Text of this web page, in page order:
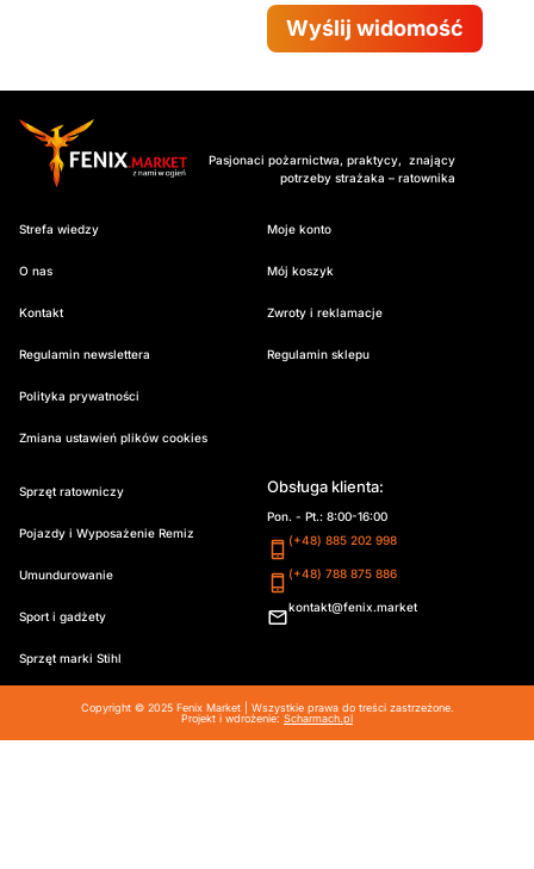
Wyślij widomość
Pasjonaci pożarnictwa, praktycy, znający
potrzeby strażaka – ratownika
Strefa wiedzy
O nas
Kontakt
Regulamin newslettera
Polityka prywatności
Zmiana ustawień plików cookies
Moje konto
Mój koszyk
Zwroty i reklamacje
Regulamin sklepu
Sprzęt ratowniczy
Pojazdy i Wyposażenie Remiz
Umundurowanie
Sport i gadżety
Sprzęt marki Stihl
Obsługa klienta:
Pon. - Pt.: 8:00-16:00
(+48) 885 202 998
(+48) 788 875 886
kontakt@fenix.market
Copyright © 2025 Fenix Market | Wszystkie prawa do treści zastrzeżone.
Projekt i wdrożenie: Scharmach.pl